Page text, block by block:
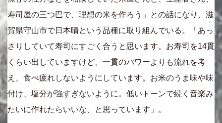
寿司屋の三つ巴で、理想の米を作ろう」との話になり、滋
賀県守山市で日本晴という品種に取り組んでいる。「あっ
さりしていて寿司にすごく合うと思います。お寿司を14貫
くらい出していますけど、一貫のパワーよりも流れを考
え、食べ疲れしないようにしています。お米のうま味や味
付け、塩分が強すぎないように。低いトーンで続く音楽み
たいに作れたらいいな、と思っています」。